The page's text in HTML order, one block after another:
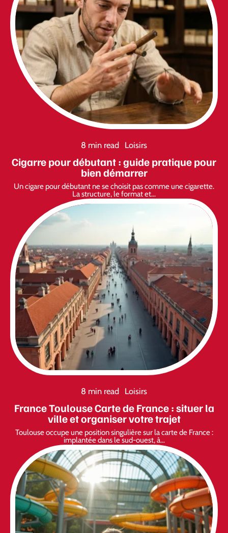
8 min read Loisirs
Cigarre pour débutant : guide pratique pour
bien démarrer
Un cigare pour débutant ne se choisit pas comme une cigarette.
La structure, le format et…
8 min read Loisirs
France Toulouse Carte de France : situer la
ville et organiser votre trajet
Toulouse occupe une position singulière sur la carte de France :
implantée dans le sud-ouest, à…